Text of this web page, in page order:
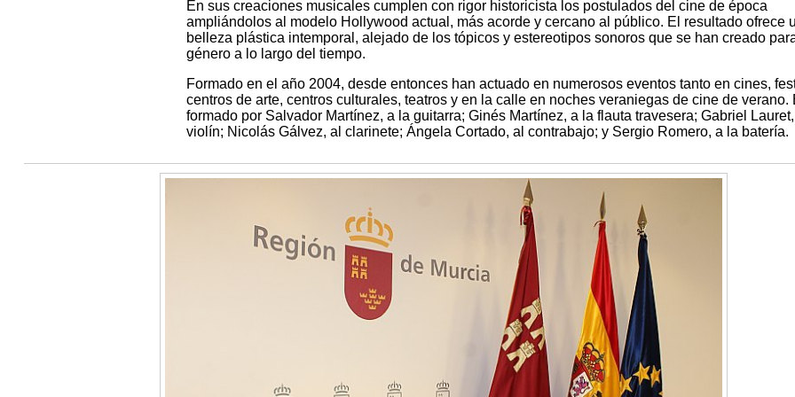
En sus creaciones musicales cumplen con rigor historicista los postulados del cine de época
ampliándolos al modelo Hollywood actual, más acorde y cercano al público. El resultado ofrece
belleza plástica intemporal, alejado de los tópicos y estereotipos sonoros que se han creado
género a lo largo del tiempo.
Formado en el año 2004, desde entonces han actuado en numerosos eventos tanto en cines,
centros de arte, centros culturales, teatros y en la calle en noches veraniegas de cine de verano.
formado por Salvador Martínez, a la guitarra; Ginés Martínez, a la flauta travesera; Gabriel Lauret,
violín; Nicolás Gálvez, al clarinete; Ángela Cortado, al contrabajo; y Sergio Romero, a la batería.